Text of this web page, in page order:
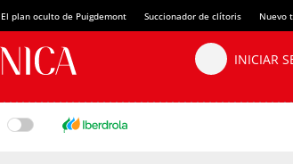
El plan oculto de Puigdemont Succionador de clítoris Nuevo